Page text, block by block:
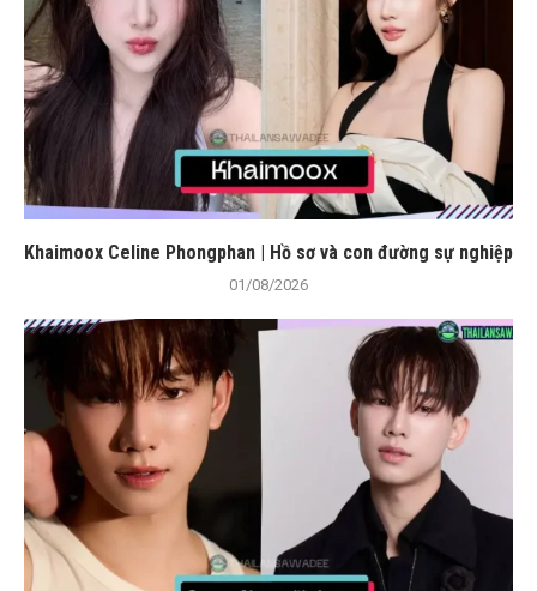
Khaimoox Celine Phongphan | Hồ sơ và con đường sự nghiệp
01/08/2026